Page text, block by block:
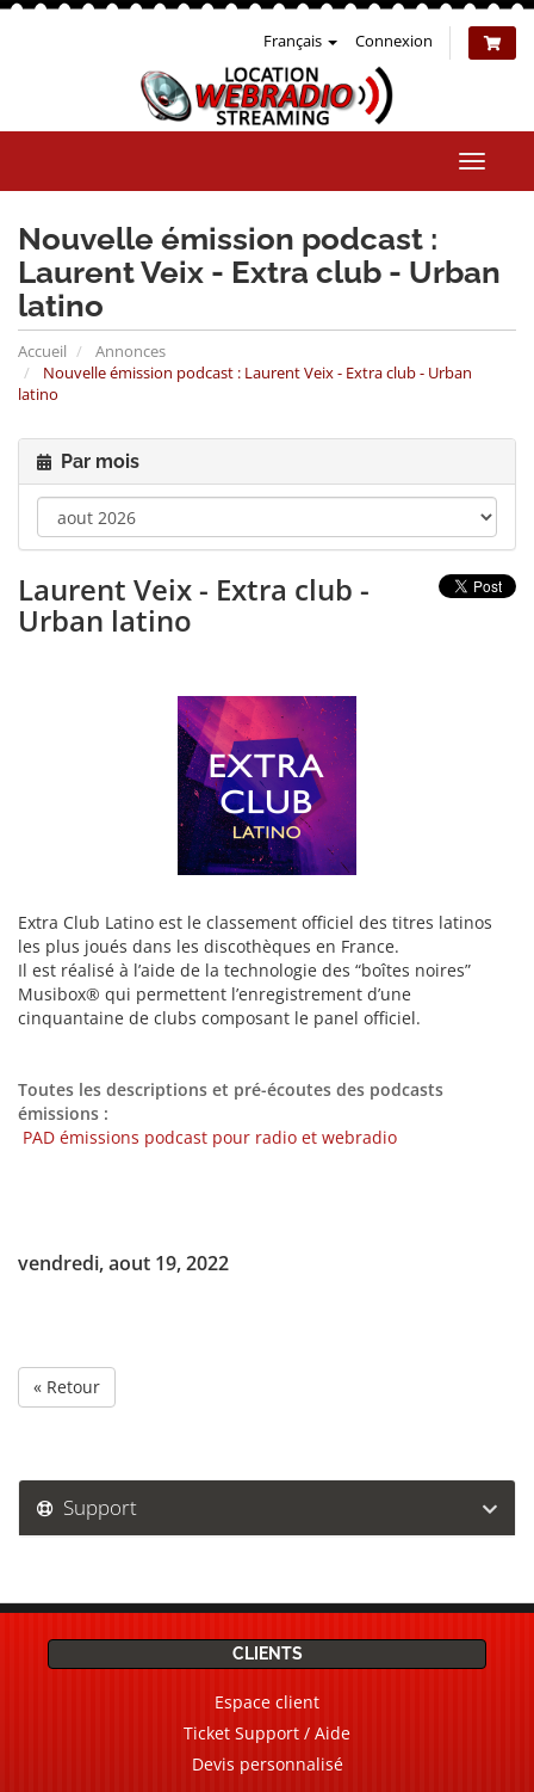
Français Connexion
la
Nouvelle émission podcast :
Laurent Veix - Extra club - Urban
latino
Accueil
Annonces
Nouvelle émission podcast : Laurent Veix - Extra club - Urban
latino
Par mois
Laurent Veix - Extra club -
Urban latino
Extra Club Latino est le classement officiel des titres latinos
les plus joués dans les discothèques en France.
Il est réalisé à l’aide de la technologie des “boîtes noires”
Musibox® qui permettent l’enregistrement d’une
cinquantaine de clubs composant le panel officiel.
Toutes les descriptions et pré-écoutes des podcasts
émissions :
PAD émissions podcast pour radio et webradio
vendredi, aout 19, 2022
« Retour
Support
CLIENTS
Espace client
Ticket Support / Aide
Devis personnalisé